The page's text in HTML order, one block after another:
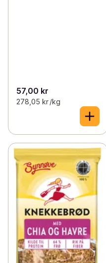
57,00 kr
278,05 kr /kg